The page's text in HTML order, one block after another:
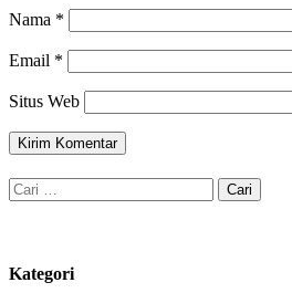
Nama *
Email *
Situs Web
Cari
untuk:
Kategori